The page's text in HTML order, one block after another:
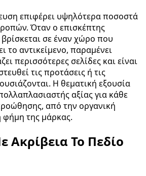
επιφέρει υψηλότερα ποσοστά
Όταν ο επισκέπτης
βρίσκεται σε έναν χώρο που
το αντικείμενο, παραμένει
περισσότερες σελίδες και είναι
τις προτάσεις ή τις
Η θεματική εξουσία
αξίας για κάθε
από την οργανική
φήμη της μάρκας.
Ακρίβεια Το Πεδίο